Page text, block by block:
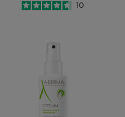
4.6
/5
10
calmante